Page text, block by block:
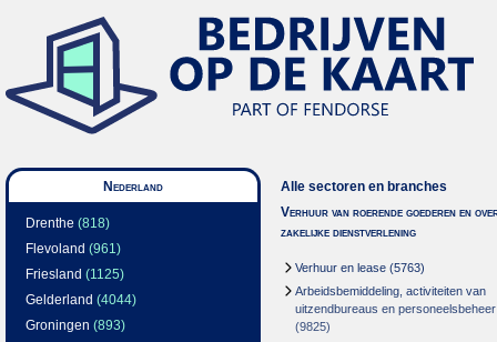
Nederland
Drenthe (818)
Flevoland (961)
Friesland (1125)
Gelderland (4044)
Groningen (893)
Alle sectoren en branches
Verhuur van roerende goederen en
zakelijke dienstverlening
Verhuur en lease (5763)
Arbeidsbemiddeling, activiteiten van
uitzendbureaus en personeelsbeheer
(9825)